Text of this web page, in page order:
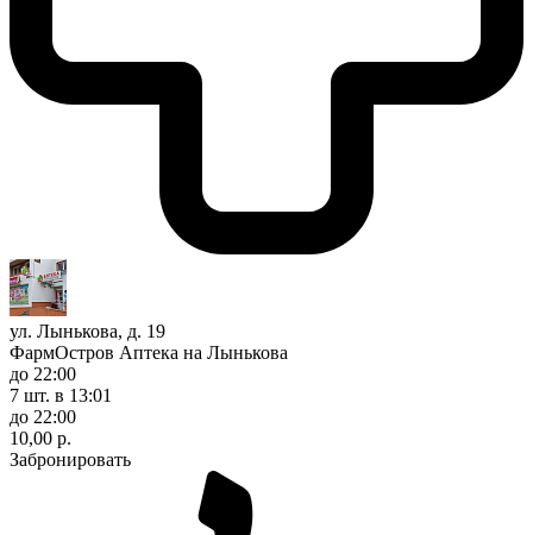
ул. Лынькова, д. 19
ФармОстров Аптека на Лынькова
до 22:00
7 шт. в 13:01
до 22:00
10,00 р.
Забронировать